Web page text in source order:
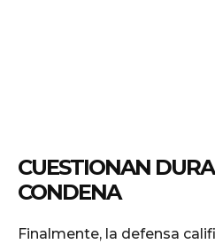
CUESTIONAN
CONDENA
Finalmente, la defensa